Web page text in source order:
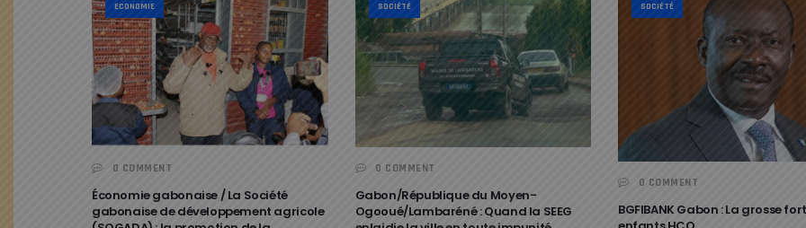
ECONOMIE
0 COMMENT
Économie gabonaise / La Société
gabonaise de développement agricole
SOCIÉTÉ
0 COMMENT
Gabon/République du Moyen-
Ogooué/Lambaréné : Quand la SEEG
SOCIÉTÉ
0 COMMENT
BGFIBANK Gabon : La grosse